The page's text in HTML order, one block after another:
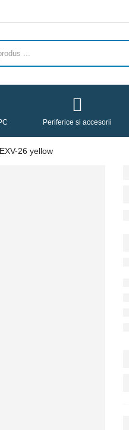
Periferice si accesorii
26 yellow